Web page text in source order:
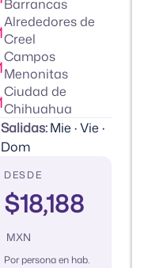
Barrancas
Alrededores de
Creel
Campos
Menonitas
Ciudad de
Chihuahua
Salidas:Mie · Vie ·
Dom
DESDE
$18,188
MXN
Por persona en hab.